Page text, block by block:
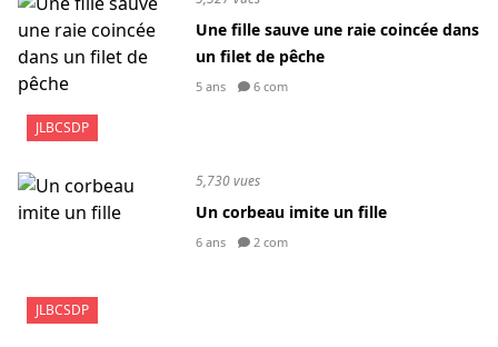
JLBCSDP
Une fille sauve une raie coincée dans
un filet de pêche
5 ans 6 com
JLBCSDP
5,730 vues
Un corbeau imite un fille
6 ans 2 com